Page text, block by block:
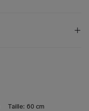
Taille: 60 cm